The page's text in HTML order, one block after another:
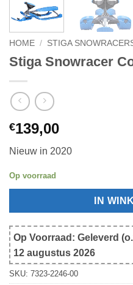
HOME / STIGA
Stiga Snowracer
€139,00
Nieuw in 2020
Op voorraad
IN
Op Voorraad: Geleverd
12 augustus 2026
SKU: 7323-2246-00